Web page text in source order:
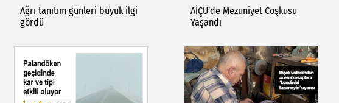
Ağrı tanıtım günleri büyük ilgi
gördü
AİÇÜ’de Mezuniyet Coşkusu
Yaşandı